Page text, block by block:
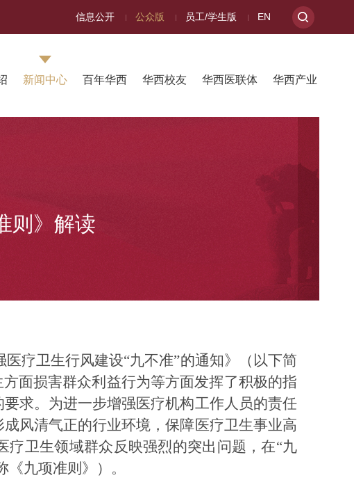
信息公开 公众版 员工/学生版 EN
新闻中心 百年华西 华西校友 华西医联体 华西产业
则》解读
疗卫生行风建设“九不准”的通知》（以下简
面损害群众利益行为等方面发挥了积极的指
求。为进一步增强医疗机构工作人员的责任
风清气正的行业环境，保障医疗卫生事业高
卫生领域群众反映强烈的突出问题，在“九
九项准则》）。